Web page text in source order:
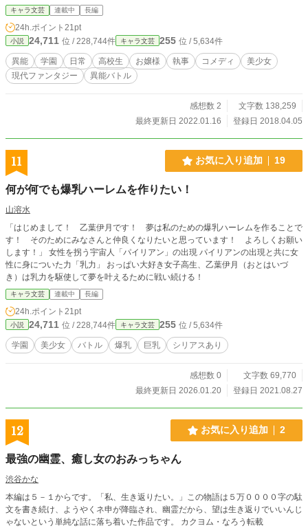
キャラ文芸 連載中 長編
24h.ポイント 21pt
小説 24,711 位 / 228,744件 キャラ文芸 255 位 / 5,634件
異能 学園 日常 高校生 お嬢様 執事 コメディ
美少女
現代ファンタジー
異能バトル
感想数 2
文字数 138,259
最終更新日 2022.01.16
登録日 2018.04.05
11 お気に入り追加 19
何が何でも爆乳ハーレムを作りたい！
山溶水
「はじめまして！ 乙葉伊月です！ 夢は私のための爆乳ハーレムを作ることで
す！ そのためにみなさんと仲良くなりたいと思っています！ よろしくお願い
します！」 女性を拐う宇宙人「パイリアン」の出現 パイリアンの出現と共に女
性に身についた力「乳力」 おっぱい大好き女子高生、乙葉伊月（おとはいづ
き）は乳力を駆使して夢を叶えるために戦い続ける！
キャラ文芸 連載中 長編
24h.ポイント 21pt
小説 24,711 位 / 228,744件 キャラ文芸 255 位 / 5,634件
学園 美少女 バトル 爆乳 巨乳 シリアスあり
感想数 0
文字数 69,770
最終更新日 2026.01.20
登録日 2021.08.27
12 お気に入り追加 2
最強の幽霊、癒し女のおみっちゃん
渋谷かな
本編は５－１からです。「私、生き返りたい。」この物語は５万００００字の駄
文を書き続け、ようやくネ申が降臨され、幽霊だから、望は生き返りでいいんじ
ゃないという単純な話に落ち着いた作品です。 カクヨム・なろう転載